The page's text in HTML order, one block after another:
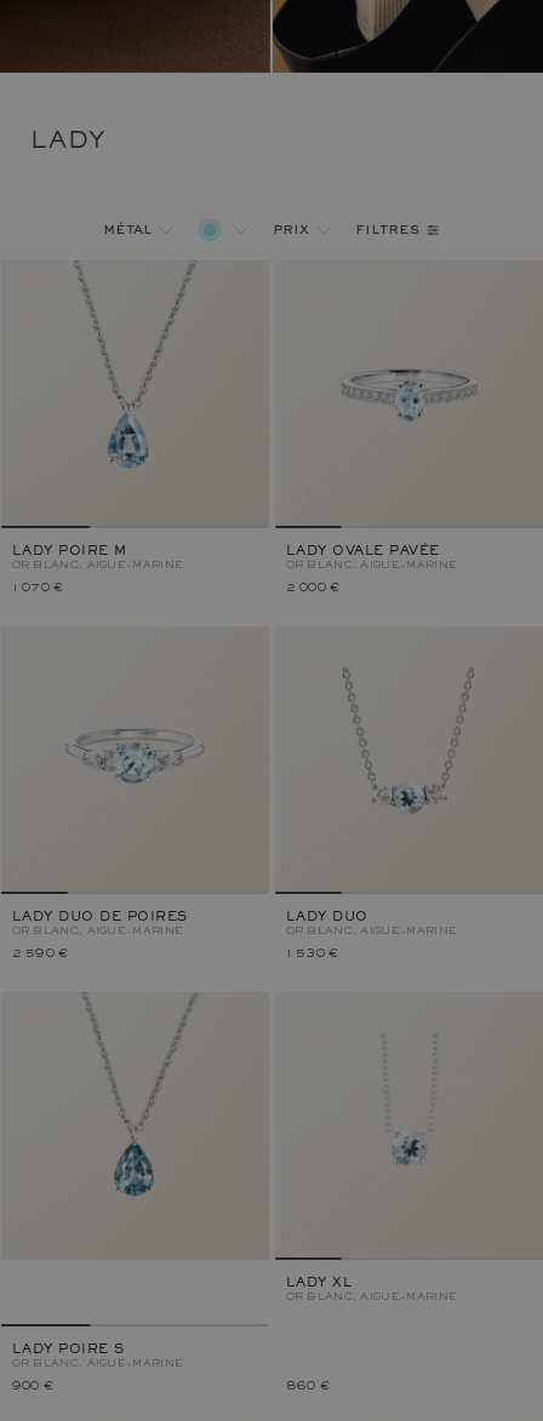
LADY
métal prix filtres
LADY POIRE M
OR BLANC, AIGUE-MARINE
1 070 €
LADY OVALE PAVÉE
OR BLANC, AIGUE-MARINE
2 000 €
LADY DUO DE POIRES
OR BLANC, AIGUE-MARINE
2 590 €
LADY DUO
OR BLANC, AIGUE-MARINE
1 530 €
LADY POIRE S
OR BLANC, AIGUE-MARINE
900 €
LADY XL
OR BLANC, AIGUE-MARINE
860 €